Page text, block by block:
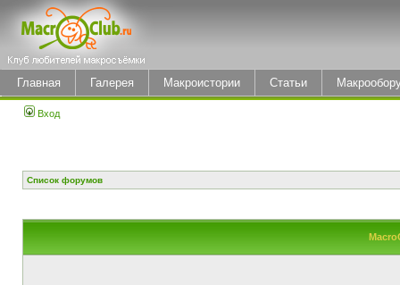
Главная Галерея Макроистории Статьи
Вход
Список форумов